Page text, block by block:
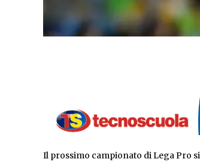
Il prossimo campionato di Lega Pro